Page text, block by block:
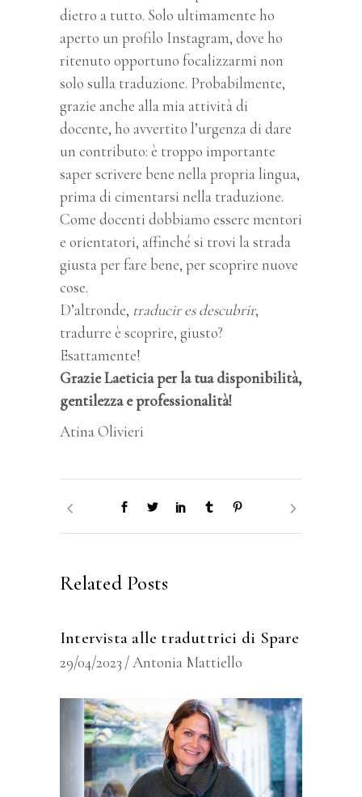
dietro a tutto. Solo ultimamente ho
aperto un profilo Instagram, dove ho
ritenuto opportuno focalizzarmi non
solo sulla traduzione. Probabilmente,
grazie anche alla mia attività di
docente, ho avvertito l’urgenza di dare
un contributo: è troppo importante
saper scrivere bene nella propria lingua,
prima di cimentarsi nella traduzione.
Come docenti dobbiamo essere mentori
e orientatori, affinché si trovi la strada
giusta per fare bene, per scoprire nuove
cose.
D’altronde, traducir es descubrir,
tradurre è scoprire, giusto?
Esattamente!
Grazie Laeticia per la tua disponibilità,
gentilezza e professionalità!
Atina Olivieri
Related Posts
Intervista alle traduttrici di Spare
29/04/2023 Antonia Mattiello